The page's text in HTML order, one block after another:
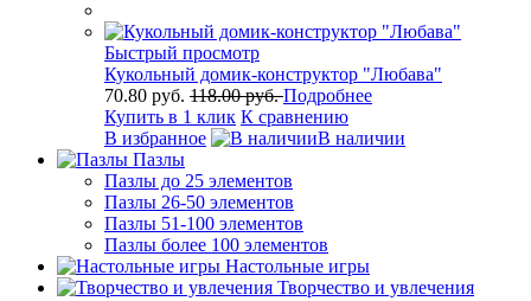
Быстрый просмотр
Кукольный домик-конструктор "Любава"
70.80 руб. 118.00 руб.Подробнее
Купить в 1 клик К сравнению
В избранное
В наличии
Пазлы
Пазлы до 25 элементов
Пазлы 26-50 элементов
Пазлы 51-100 элементов
Пазлы более 100 элементов
Настольные игры
Творчество и увлечения